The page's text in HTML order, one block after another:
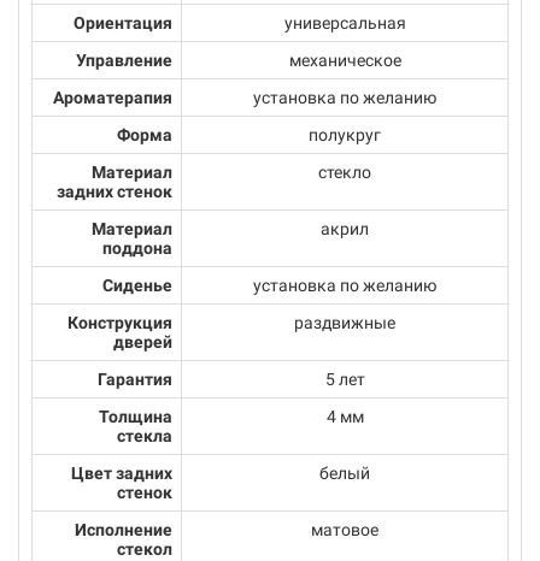
Ориентация
универсальная
Управление
механическое
Ароматерапия
установка по желанию
Форма
полукруг
Материал
задних стенок
стекло
Материал
поддона
акрил
Сиденье
установка по желанию
Конструкция
дверей
раздвижные
Гарантия
5 лет
Толщина
стекла
4 мм
Цвет задних
стенок
белый
Исполнение
стекол
матовое